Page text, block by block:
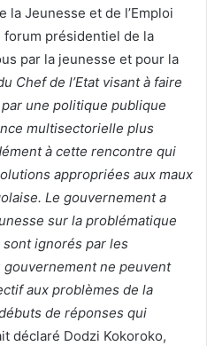
la Jeunesse et de l’Emploi
présidentiel de la
par la jeunesse et pour la
Chef de l’Etat visant à faire
une politique publique
multisectorielle plus
à cette rencontre qui
appropriées aux maux
Le gouvernement a
sur la problématique
sont ignorés par les
ne peuvent
aux problèmes de la
de réponses qui
déclaré Dodzi Kokoroko,